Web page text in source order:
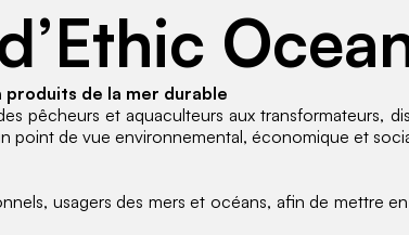
de la mer durable
pêcheurs et aquaculteurs aux transformateurs,
point de vue environnemental, économique et
usagers des mers et océans, afin de mettre